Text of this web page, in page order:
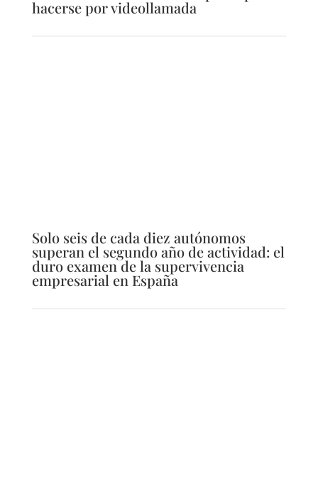
hacerse por videollamada
Solo seis de cada diez autónomos
superan el segundo año de actividad: el
duro examen de la supervivencia
empresarial en España